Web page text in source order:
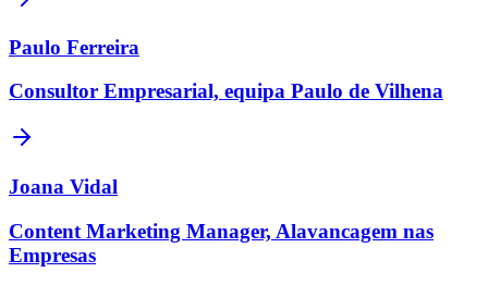
Paulo Ferreira
Consultor Empresarial, equipa Paulo de Vilhena
Joana Vidal
Content Marketing Manager, Alavancagem nas
Empresas